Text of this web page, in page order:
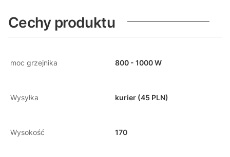
Cechy produktu
moc grzejnika 800 - 1000 W
Wysyłka kurier (45 PLN)
Wysokość 170